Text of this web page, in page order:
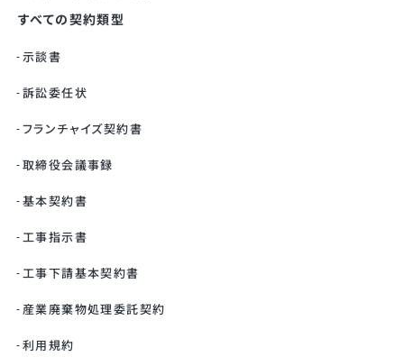
すべての契約類型
示談書
訴訟委任状
フランチャイズ契約書
取締役会議事録
基本契約書
工事指示書
工事下請基本契約書
産業廃棄物処理委託契約
利用規約